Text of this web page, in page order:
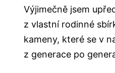
Výjimečně jsem
z vlastní rodinné
kameny, které se v
z generace po